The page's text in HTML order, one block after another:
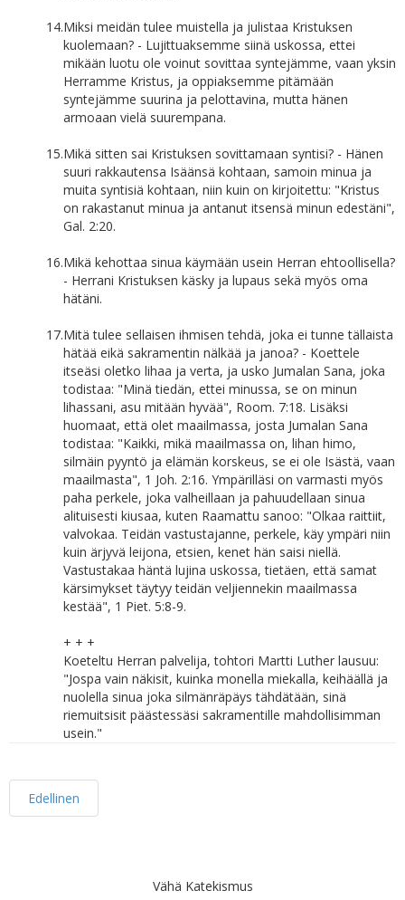
14.Miksi meidän tulee muistella ja julistaa Kristuksen
kuolemaan? - Lujittuaksemme siinä uskossa, ettei
mikään luotu ole voinut sovittaa syntejämme, vaan yksin
Herramme Kristus, ja oppiaksemme pitämään
syntejämme suurina ja pelottavina, mutta hänen
armoaan vielä suurempana.
15.Mikä sitten sai Kristuksen sovittamaan syntisi? - Hänen
suuri rakkautensa Isäänsä kohtaan, samoin minua ja
muita syntisiä kohtaan, niin kuin on kirjoitettu: "Kristus
on rakastanut minua ja antanut itsensä minun edestäni",
Gal. 2:20.
16.Mikä kehottaa sinua käymään usein Herran ehtoollisella?
- Herrani Kristuksen käsky ja lupaus sekä myös oma
hätäni.
17.Mitä tulee sellaisen ihmisen tehdä, joka ei tunne tällaista
hätää eikä sakramentin nälkää ja janoa? - Koettele
itseäsi oletko lihaa ja verta, ja usko Jumalan Sana, joka
todistaa: "Minä tiedän, ettei minussa, se on minun
lihassani, asu mitään hyvää", Room. 7:18. Lisäksi
huomaat, että olet maailmassa, josta Jumalan Sana
todistaa: "Kaikki, mikä maailmassa on, lihan himo,
silmäin pyyntö ja elämän korskeus, se ei ole Isästä, vaan
maailmasta", 1 Joh. 2:16. Ympärilläsi on varmasti myös
paha perkele, joka valheillaan ja pahuudellaan sinua
alituisesti kiusaa, kuten Raamattu sanoo: "Olkaa raittiit,
valvokaa. Teidän vastustajanne, perkele, käy ympäri niin
kuin ärjyvä leijona, etsien, kenet hän saisi niellä.
Vastustakaa häntä lujina uskossa, tietäen, että samat
kärsimykset täytyy teidän veljiennekin maailmassa
kestää", 1 Piet. 5:8-9.
+ + +
Koeteltu Herran palvelija, tohtori Martti Luther lausuu:
"Jospa vain näkisit, kuinka monella miekalla, keihäällä ja
nuolella sinua joka silmänräpäys tähdätään, sinä
riemuitsisit päästessäsi sakramentille mahdollisimman
usein."
Edellinen
Vähä Katekismus